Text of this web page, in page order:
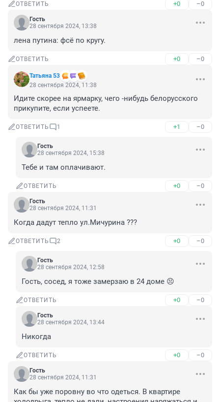
ОТВЕТИТЬ +0 –0
Гость
28 сентября 2024, 13:38
лена путина: фсё по кругу.
ОТВЕТИТЬ +0 –0
Татьяна 53
28 сентября 2024, 11:38
Идите скорее на ярмарку, чего -нибудь белорусского
прикупите, если успеете.
ОТВЕТИТЬ 1 +1 –0
Гость
28 сентября 2024, 15:38
Тебе и там оплачивают.
ОТВЕТИТЬ +0 –0
Гость
28 сентября 2024, 11:31
Когда дадут тепло ул.Мичурина ???
ОТВЕТИТЬ 2 +0 –0
Гость
28 сентября 2024, 12:58
Гость, сосед, я тоже замерзаю в 24 доме 😣
ОТВЕТИТЬ +0 –0
Гость
28 сентября 2024, 13:44
Никогда
ОТВЕТИТЬ +0 –0
Гость
28 сентября 2024, 11:31
Как бы уже поровну во что одеться. В квартире